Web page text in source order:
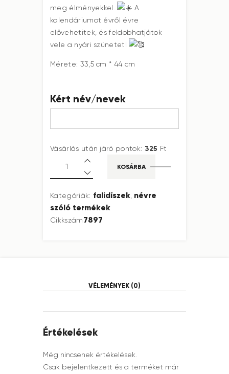
meg élményekkel.
A
kalendáriumot évről évre
elővehetitek, és feldobhatjátok
vele a nyári szünetet!
Mérete: 33,5 cm * 44 cm
Kért név/nevek
Vásárlás után járó pontok: 325 Ft
KOSÁRBA
Kategóriák: falidíszek, névre
szóló termékek
Cikkszám7897
VÉLEMÉNYEK (0)
Értékelések
Még nincsenek értékelések.
Csak bejelentkezett és a terméket már